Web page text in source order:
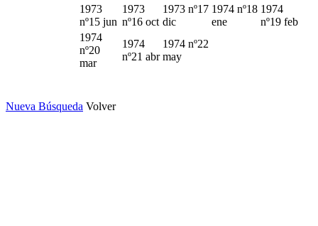
1973
nº15 jun
1973
nº16 oct
1973 nº17
dic
1974 nº18
ene
1974
nº19 feb
1974
nº20
mar
1974
nº21 abr
1974 nº22
may
Nueva Búsqueda Volver